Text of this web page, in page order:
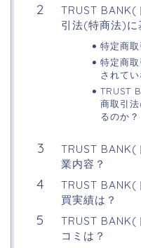
TRUST
引法(特商法)に
特定商取
特定商
されて
TRUST
商取引
るのか？
TRUST
業内容？
TRUST
買実績は？
TRUST
コミは？